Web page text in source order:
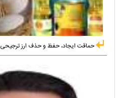
حماقت ایجاد، حفظ و حذف ارز ترجیحی